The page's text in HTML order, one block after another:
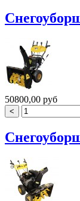
50800,00 руб